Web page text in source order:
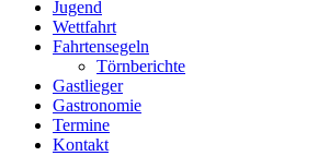
Jugend
Wettfahrt
Fahrtensegeln
Törnberichte
Gastlieger
Gastronomie
Termine
Kontakt